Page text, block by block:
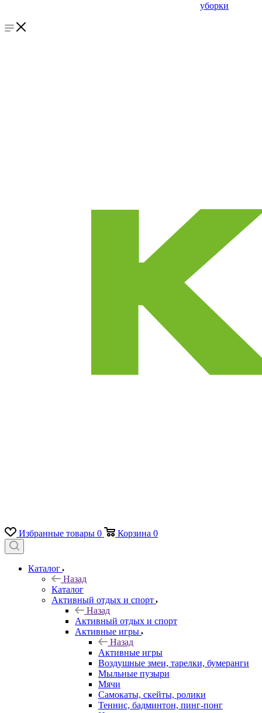
уборки
Избранные товары 0 Корзина 0
Каталог
Назад
Каталог
Активный отдых и спорт
Назад
Активный отдых и спорт
Активные игры
Назад
Активные игры
Воздушные змеи, тарелки, бумеранги
Мыльные пузыри
Мячи
Самокаты, скейты, ролики
Теннис, бадминтон, пинг-понг